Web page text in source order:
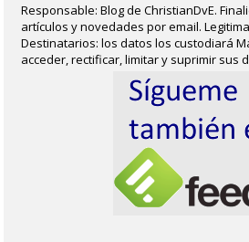
Responsable: Blog de ChristianDvE.
artículos y novedades por email.
Destinatarios: los datos los custodiará
acceder, rectificar, limitar y suprimir sus